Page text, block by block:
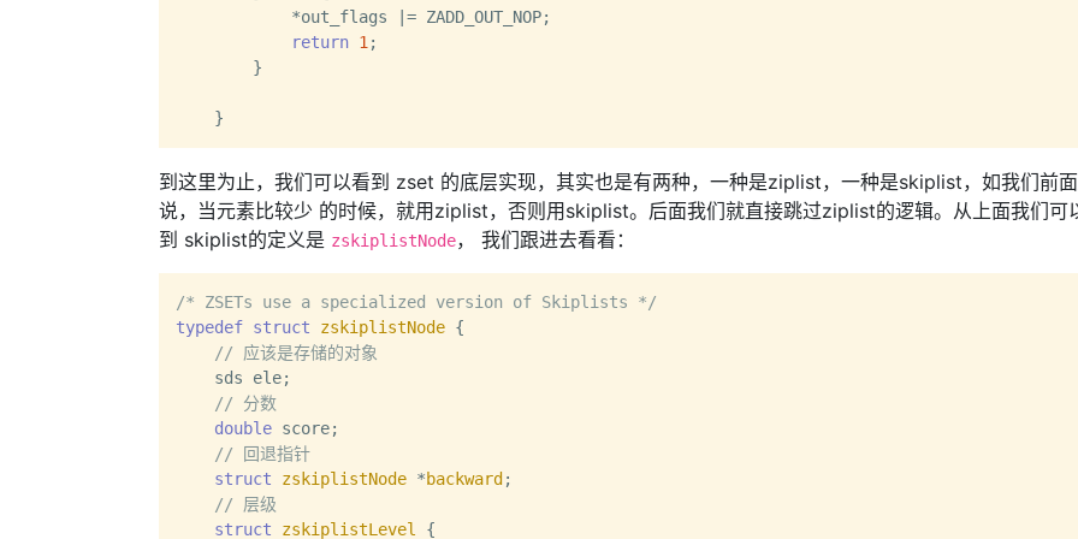
            *out_flags |= ZADD_OUT_NOP;
return 1 ;
        }
到这里为止，我们可以看到 zset 的底层实现，其实也是有两种，一种是ziplist，一种是skiplist，如我们前
说，当元素比较少 的时候，就用ziplist，否则用skiplist。后面我们就直接跳过ziplist的逻辑。从上面我们可
到 skiplist的定义是 zskiplistNode， 我们跟进去看看：
/* ZSETs use a specialized version of Skiplists */
typedef struct zskiplistNode {
// 应该是存储的对象
    sds ele;
// 分数
double score;
// 回退指针
struct
zskiplistNode *backward ;
// 层级
struct
zskiplistLevel
{